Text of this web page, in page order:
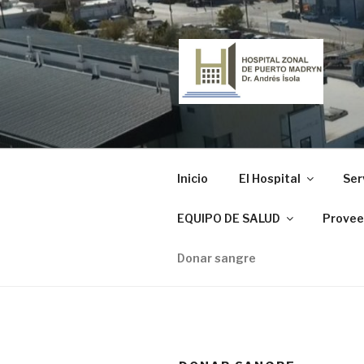
Ir
al
contenido
Inicio El Hospital
EQUIPO DE SALUD
Donar sangre